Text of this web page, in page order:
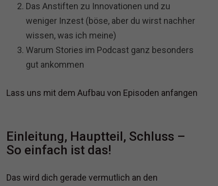
Das Anstiften zu Innovationen und zu
weniger Inzest (böse, aber du wirst nachher
wissen, was ich meine)
Warum Stories im Podcast ganz besonders
gut ankommen
Lass uns mit dem Aufbau von Episoden anfangen
Einleitung, Hauptteil, Schluss –
So einfach ist das!
Das wird dich gerade vermutlich an den